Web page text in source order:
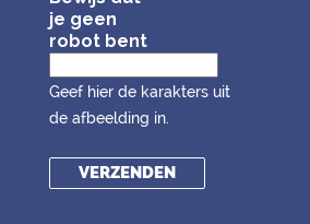
je geen
robot bent
Geef hier de karakters uit
de afbeelding in.